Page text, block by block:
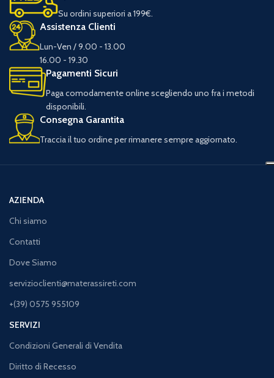
Su ordini superiori a 199€.
Assistenza Clienti
Lun-Ven / 9.00 - 13.00
16.00 - 19.30
Pagamenti Sicuri
Paga comodamente online scegliendo uno fra i metodi
disponibili.
Consegna Garantita
Traccia il tuo ordine per rimanere sempre aggiornato.
AZIENDA
Chi siamo
Contatti
Dove Siamo
servizioclienti@materassireti.com
+(39) 0575 955109
SERVIZI
Condizioni Generali di Vendita
Diritto di Recesso